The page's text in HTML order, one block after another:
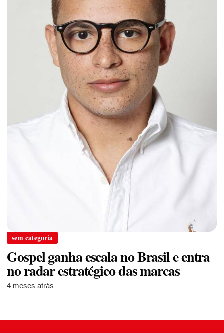
sem categoria
Gospel ganha escala no Brasil e entra
no radar estratégico das marcas
4 meses atrás